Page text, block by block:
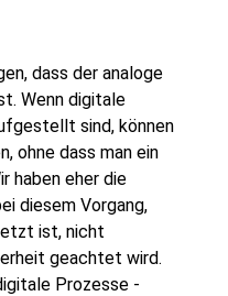
dass der analoge
Wenn digitale
sind, können
ohne dass man ein
haben eher die
diesem Vorgang,
ist, nicht
geachtet wird.
Prozesse -